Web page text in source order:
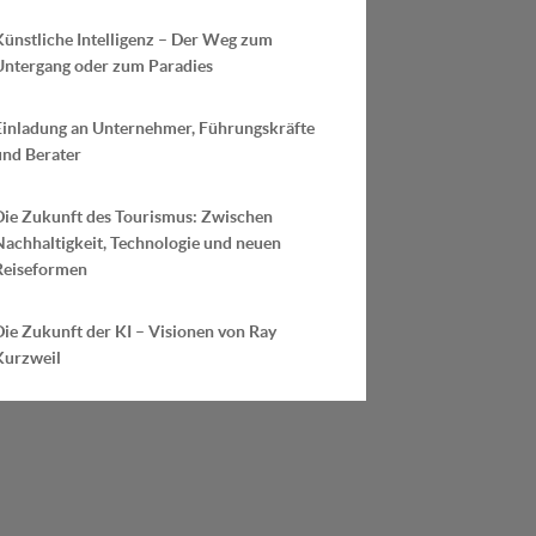
Intelligenz – Der Weg zum
oder zum Paradies
an Unternehmer, Führungskräfte
Berater
Zukunft des Tourismus: Zwischen
Technologie und neuen
Zukunft der KI – Visionen von Ray